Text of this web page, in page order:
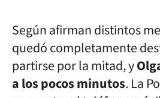
Según afirman distintos
quedó completamente
partirse por la mitad, y
a los pocos minutos. La